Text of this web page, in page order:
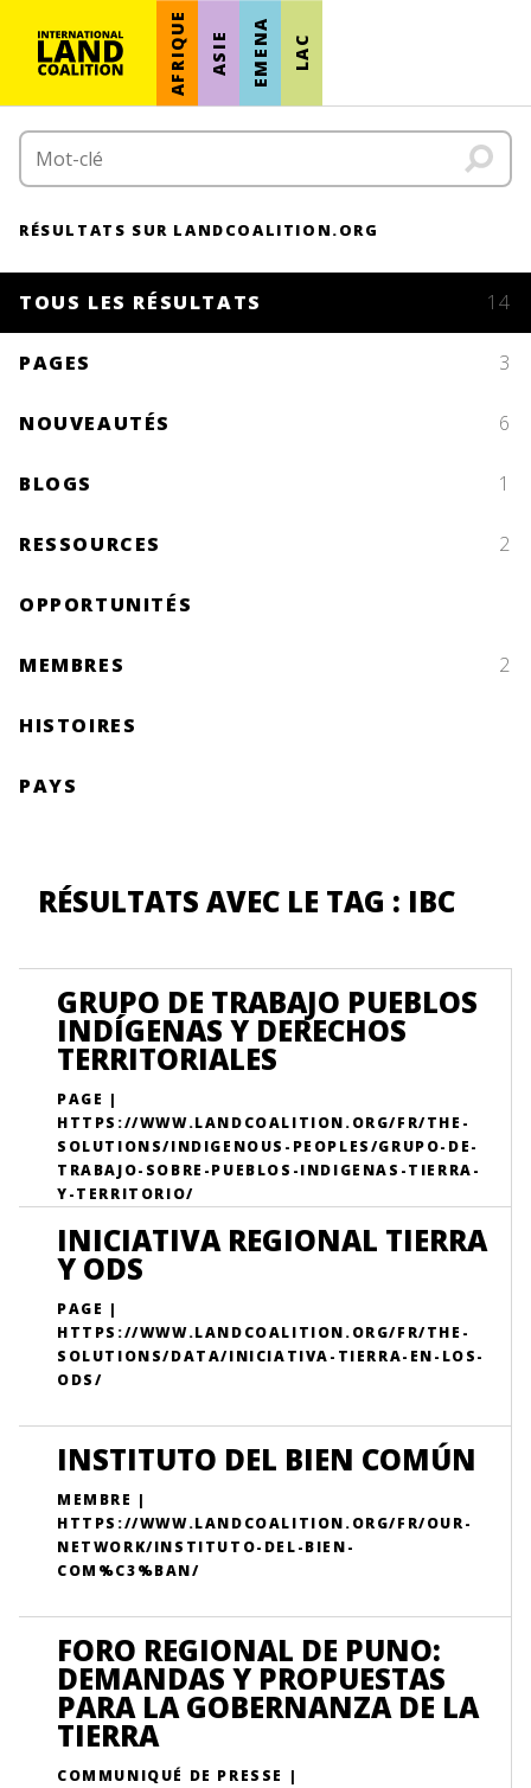
AFRIQUE ASIE EMENA LAC
RÉSULTATS SUR LANDCOALITION.ORG
TOUS LES RÉSULTATS 14
PAGES 3
NOUVEAUTÉS 6
BLOGS 1
RESSOURCES 2
OPPORTUNITÉS
MEMBRES 2
HISTOIRES
PAYS
RÉSULTATS AVEC LE TAG : IBC
GRUPO DE TRABAJO PUEBLOS
INDÍGENAS Y DERECHOS
TERRITORIALES
PAGE |
HTTPS://WWW.LANDCOALITION.ORG/FR/THE-
SOLUTIONS/INDIGENOUS-PEOPLES/GRUPO-DE-
TRABAJO-SOBRE-PUEBLOS-INDIGENAS-TIERRA-
Y-TERRITORIO/
INICIATIVA REGIONAL TIERRA
Y ODS
PAGE |
HTTPS://WWW.LANDCOALITION.ORG/FR/THE-
SOLUTIONS/DATA/INICIATIVA-TIERRA-EN-LOS-
ODS/
INSTITUTO DEL BIEN COMÚN
MEMBRE |
HTTPS://WWW.LANDCOALITION.ORG/FR/OUR-
NETWORK/INSTITUTO-DEL-BIEN-
COM%C3%BAN/
FORO REGIONAL DE PUNO:
DEMANDAS Y PROPUESTAS
PARA LA GOBERNANZA DE LA
TIERRA
COMMUNIQUÉ DE PRESSE |